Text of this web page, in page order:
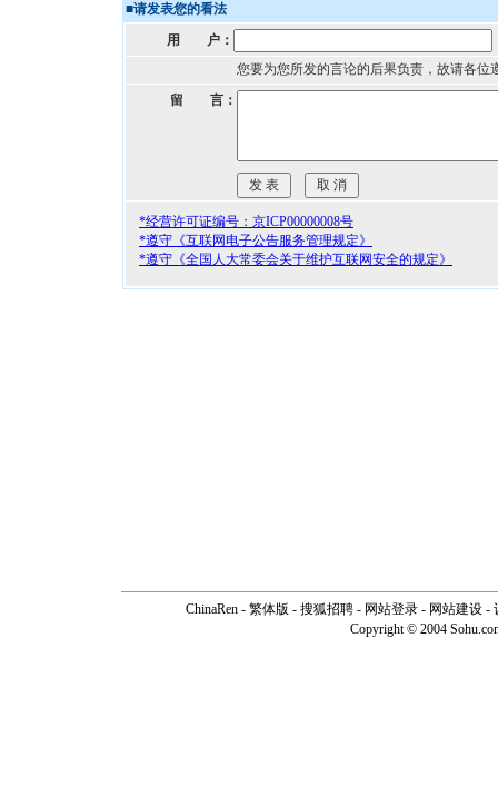
■请发表您的看法
用 户：
您要为您所发的言论的后果负责，故请各位
留 言：
*经营许可证编号：京ICP00000008号
*遵守《互联网电子公告服务管理规定》
*遵守《全国人大常委会关于维护互联网安全的规定》
ChinaRen - 繁体版 - 搜狐招聘 - 网站登录 - 网站建设 -
Copyright © 2004